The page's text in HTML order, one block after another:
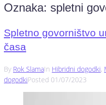
Oznaka: spletni
Spletno govorništvo
časa
By Rok SlamaIn Hibridni dogodki,
dogodkiPosted 01/07/2023